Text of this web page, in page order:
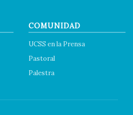
COMUNIDAD
UCSS en la Prensa
Pastoral
Palestra